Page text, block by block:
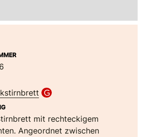
mit rechteckigem
Angeordnet zwischen